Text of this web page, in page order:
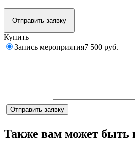
Отправить заявку
Купить
Запись мероприятия7 500 руб.
Отправить заявку
Также вам может быть